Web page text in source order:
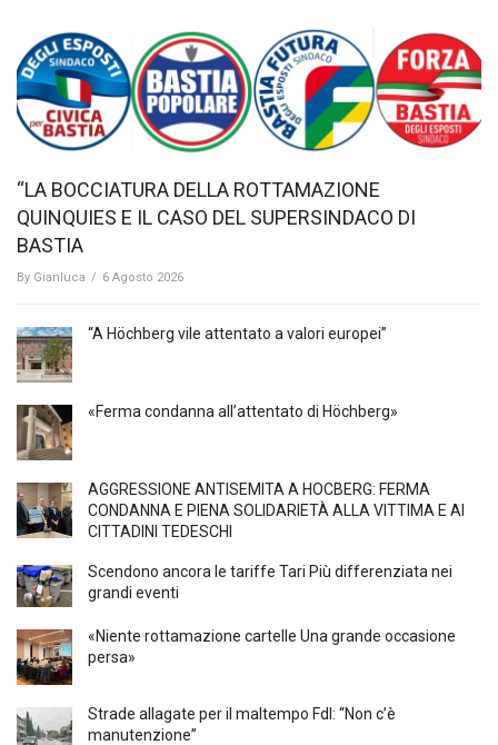
“LA BOCCIATURA DELLA ROTTAMAZIONE
QUINQUIES E IL CASO DEL SUPERSINDACO DI
BASTIA
By Gianluca / 6 Agosto 2026
“A Höchberg vile attentato a valori europei”
«Ferma condanna all’attentato di Höchberg»
AGGRESSIONE ANTISEMITA A HÖCBERG: FERMA
CONDANNA E PIENA SOLIDARIETÀ ALLA VITTIMA E AI
CITTADINI TEDESCHI
Scendono ancora le tariffe Tari Più differenziata nei
grandi eventi
«Niente rottamazione cartelle Una grande occasione
persa»
Strade allagate per il maltempo FdI: “Non c’è
manutenzione”